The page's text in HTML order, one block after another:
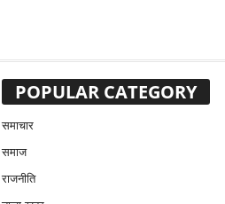
POPULAR CATEGORY
समाचार
समाज
राजनीति